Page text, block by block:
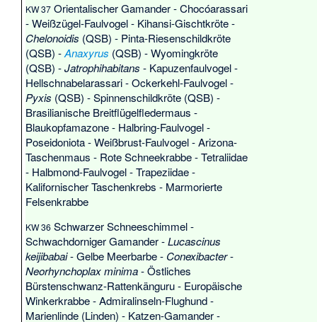
KW 37 Orientalischer Gamander-Chocóarassari
-Weißzügel-Faulvogel- Kihansi-Gischtkröte-
Chelonoidis (QSB) - Pinta-Riesenschildkröte
(QSB) -Anaxyrus (QSB) -Wyomingkröte
(QSB) -Jatrophihabitans - Kapuzenfaulvogel-
Hellschnabelarassari-Ockerkehl-Faulvogel-
Pyxis (QSB) -Spinnenschildkröte (QSB) -
Brasilianische Breitflügelfledermaus -
Blaukopfamazone- Halbring-Faulvogel-
Poseidoniota-Weißbrust-Faulvogel-Arizona-
Taschenmaus - Rote Schneekrabbe-Tetraliidae
- Halbmond-Faulvogel-Trapeziidae-
Kalifornischer Taschenkrebs - Marmorierte
Felsenkrabbe
KW 36 Schwarzer Schneeschimmel-
Schwachdorniger Gamander-Lucascinus
keijibabai-Gelbe Meerbarbe- Conexibacter-
Neorhynchoplax minima-Östliches
Bürstenschwanz-Rattenkänguru- Europäische
Winkerkrabbe-Admiralinseln-Flughund-
Marienlinde (Linden) - Katzen-Gamander-